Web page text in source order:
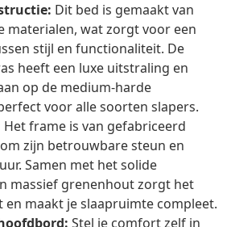
Dit bed is gemaakt van
materialen, wat zorgt voor een
stijl en functionaliteit. De
heeft een luxe uitstraling en
op de medium-harde
voor alle soorten slapers.
Het frame is van gefabriceerd
zijn betrouwbare steun en
Samen met het solide
massief grenenhout zorgt het
maakt je slaapruimte compleet.
Stel je comfort zelf in